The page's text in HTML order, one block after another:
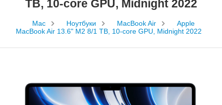
TB, 10-core GPU, Midnight 2022
Mac Ноутбуки MacBook Air
Apple
MacBook Air 13.6" M2 8/1 TB, 10-core GPU, Midnight 2022